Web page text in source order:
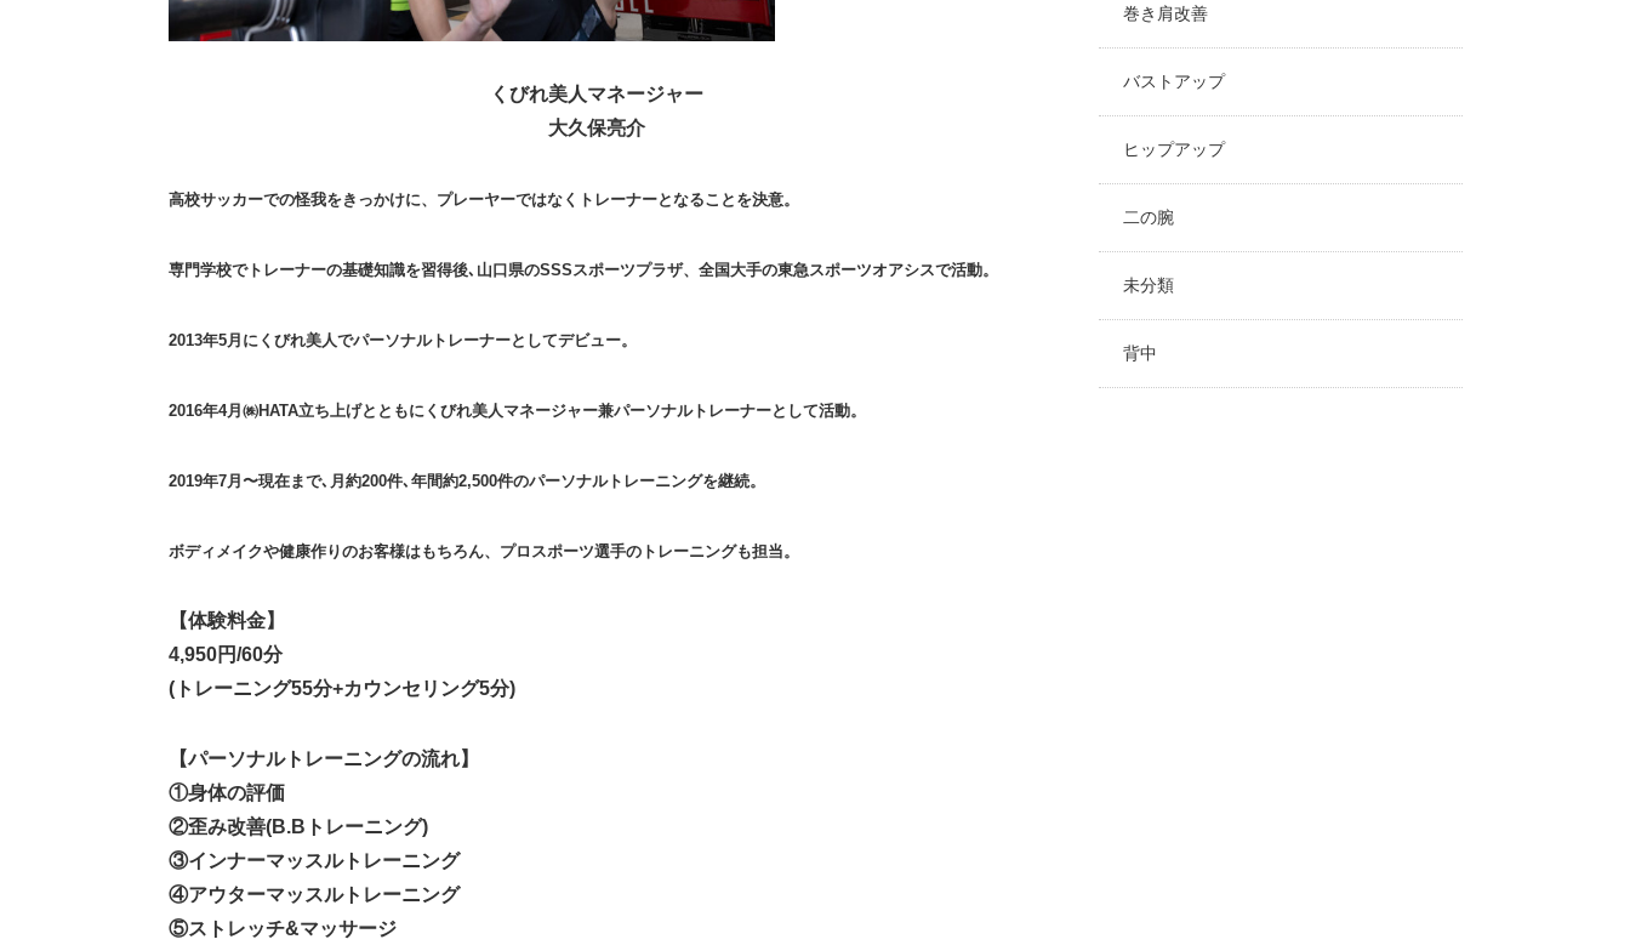
くびれ美人マネージャー
大久保亮介
高校サッカーでの怪我をきっかけに、プレーヤーではなくトレーナーとなることを決意。
専門学校でトレーナーの基礎知識を習得後､山口県のSSSスポーツプラザ、全国大手の東急スポーツオアシスで活動。
2013年5月にくびれ美人でパーソナルトレーナーとしてデビュー。
2016年4月㈱HATA立ち上げとともにくびれ美人マネージャー兼パーソナルトレーナーとして活動。
2019年7月〜現在まで､月約200件､年間約2,500件のパーソナルトレーニングを継続。
ボディメイクや健康作りのお客様はもちろん、プロスポーツ選手のトレーニングも担当。
【体験料金】
4,950円/60分
(トレーニング55分+カウンセリング5分)
【パーソナルトレーニングの流れ】
①身体の評価
②歪み改善(B.Bトレーニング)
③インナーマッスルトレーニング
④アウターマッスルトレーニング
⑤ストレッチ&マッサージ
巻き肩改善
バストアップ
ヒップアップ
二の腕
未分類
背中